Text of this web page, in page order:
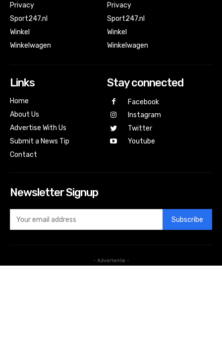
Privacy
Sport247.nl
Winkel
Winkelwagen
Privacy
Sport247.nl
Winkel
Winkelwagen
Links
Home
About Us
Advertise With Us
Submit a News Tip
Contact
Stay connected
Facebook
Instagram
Twitter
Youtube
Newsletter Signup
Subscribe
- Advertentie -